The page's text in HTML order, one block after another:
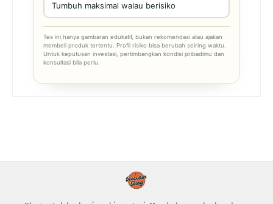
Tumbuh maksimal walau berisiko
Tes ini hanya gambaran edukatif, bukan rekomendasi atau ajakan
membeli produk tertentu. Profil risiko bisa berubah seiring waktu.
Untuk keputusan investasi, pertimbangkan kondisi pribadimu dan
konsultasi bila perlu.